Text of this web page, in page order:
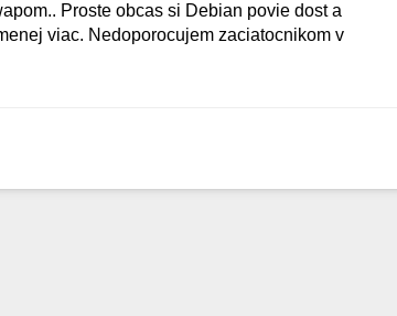
Proste obcas si Debian povie dost a
viac. Nedoporocujem zaciatocnikom v